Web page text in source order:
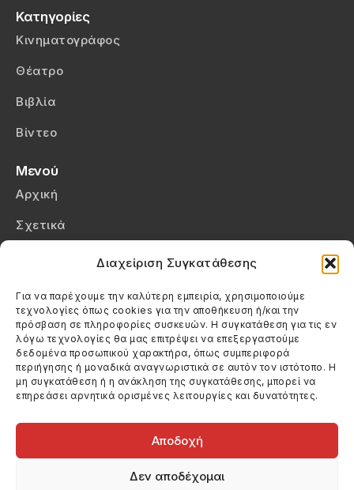
Διαχείριση Συγκατάθεσης
Για να παρέχουμε την καλύτερη εμπειρία, χρησιμοποιούμε
τεχνολογίες όπως cookies για την αποθήκευση ή/και την
πρόσβαση σε πληροφορίες συσκευών. Η συγκατάθεση για τις εν
λόγω τεχνολογίες θα μας επιτρέψει να επεξεργαστούμε
δεδομένα προσωπικού χαρακτήρα, όπως συμπεριφορά
περιήγησης ή μοναδικά αναγνωριστικά σε αυτόν τον ιστότοπο. Η
μη συγκατάθεση ή η ανάκληση της συγκατάθεσης, μπορεί να
επηρεάσει αρνητικά ορισμένες λειτουργίες και δυνατότητες.
Αποδοχή
Δεν αποδέχομαι
Κατηγορίες
Κινηματογράφος
Θέατρο
Βιβλία
Βίντεο
Μενού
Αρχική
Σχετικά
Πολιτική Cookies (ΕΕ)
Στοιχεία Επικοινωνίας
Καλεσέ μας
(+30) 6974123481
Στείλε μας email
info@filmandtheater.gr